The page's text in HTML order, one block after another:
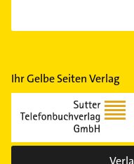
Ihr Gelbe Seiten Verlag